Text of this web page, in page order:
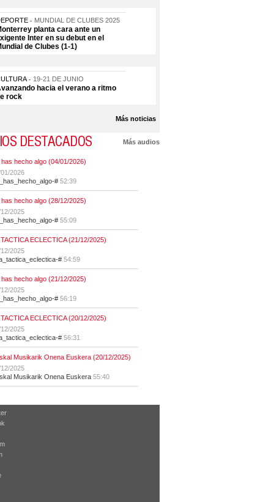
MUNDIAL DE CLUBES 2025
planta cara ante un
Inter en su debut en el
de Clubes (1-1)
19-21 DE JUNIO
hacia el verano a ritmo
rock
Más noticias
DESTACADOS Más audios
hecho algo (04/01/2026)
2026
# 52:39
hecho algo (28/12/2025)
2025
# 55:09
TACTICA ECLECTICA (21/12/2025)
2025
# 54:59
hecho algo (21/12/2025)
2025
# 56:19
TACTICA ECLECTICA (20/12/2025)
2025
# 56:31
Musikarik Onena Euskera (20/12/2025)
2025
Musikarik Onena Euskera 55:40